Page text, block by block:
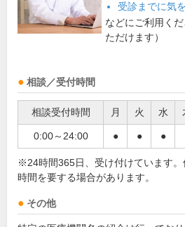
受診までに気
などにご利用く
ただけます）
相談／受付時間
相談受付時間 月 火 水
0:00～24:00 ● ● ●
※24時間365日、受け付けています
時間を要する場合があります。
その他